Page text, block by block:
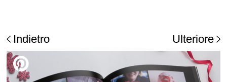
Indietro Ulteriore